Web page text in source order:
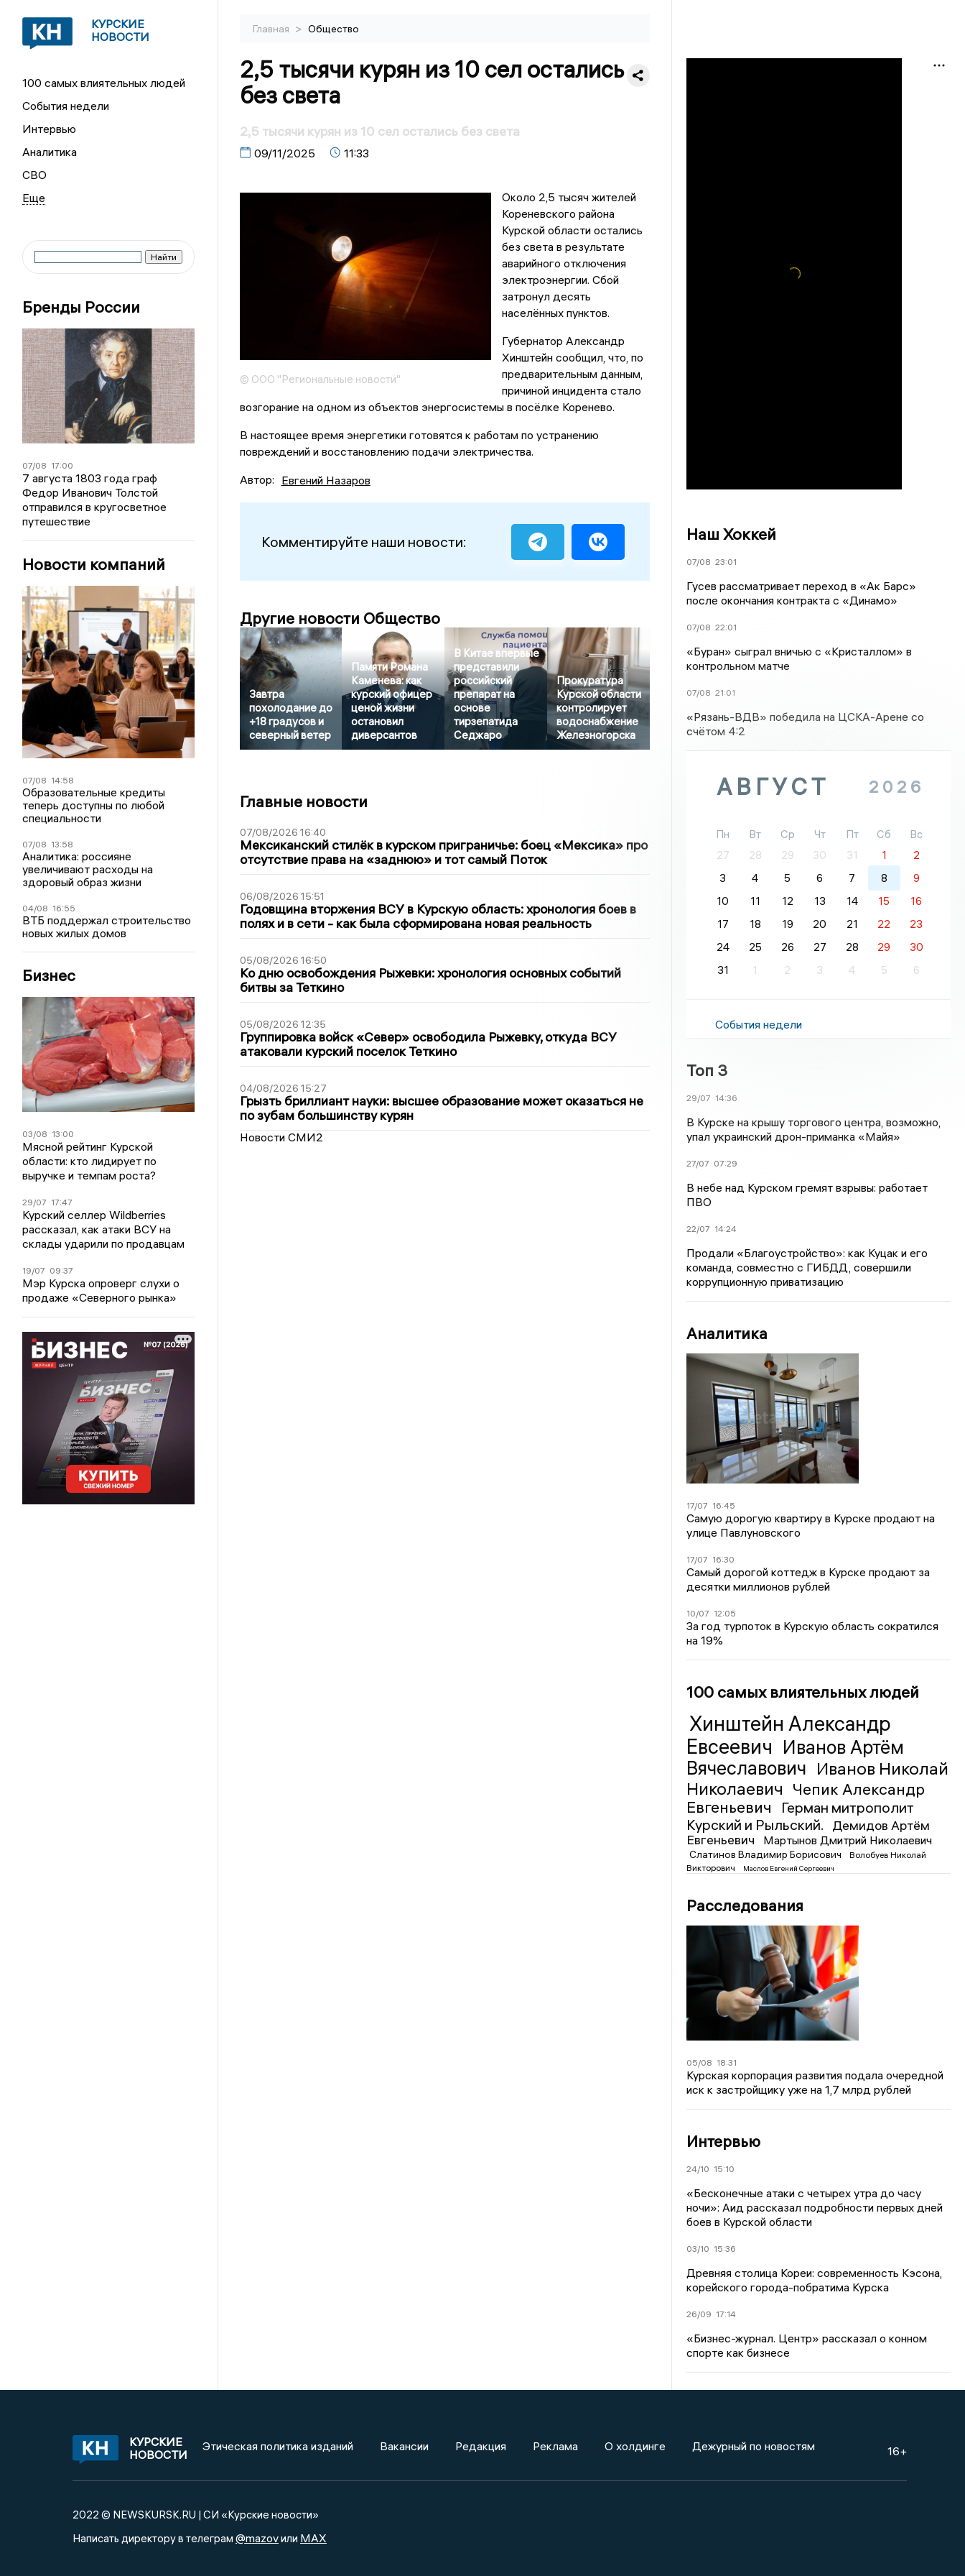
КУРСКИЕ
НОВОСТИ
100 самых влиятельных людей
События недели
Интервью
Аналитика
СВО
Бренды России
07/08 17:00
7 августа 1803 года граф
Федор Иванович Толстой
отправился в кругосветное
путешествие
Новости компаний
07/08 14:58
Образовательные кредиты
теперь доступны по любой
специальности
07/08 13:58
Аналитика: россияне
увеличивают расходы на
здоровый образ жизни
04/08 16:55
ВТБ поддержал строительство
новых жилых домов
Бизнес
03/08 13:00
Мясной рейтинг Курской
области: кто лидирует по
выручке и темпам роста?
29/07 17:47
Курский селлер Wildberries
рассказал, как атаки ВСУ на
склады ударили по продавцам
19/07 09:37
Мэр Курска опроверг слухи о
продаже «Северного рынка»
Главная > Общество
2,5 тысячи курян из 10 сел остались
без света
2,5 тысячи курян из 10 сел остались без света
09/11/2025 11:33
© ООО "Региональные новости"
Около 2,5 тысяч жителей
Кореневского района
Курской области остались
без света в результате
аварийного отключения
электроэнергии. Сбой
затронул десять
населённых пунктов.
Губернатор Александр
Хинштейн сообщил, что, по
предварительным данным,
причиной инцидента стало
возгорание на одном из объектов энергосистемы в посёлке Коренево.
В настоящее время энергетики готовятся к работам по устранению
повреждений и восстановлению подачи электричества.
Автор: Евгений Назаров
Комментируйте наши новости:
Другие новости Общество
Завтра
похолодание до
+18 градусов и
северный ветер
Памяти Романа
Каменева: как
курский офицер
ценой жизни
остановил
диверсантов
В Китае впервые
представили
российский
препарат на
основе
тирзепатида
Седжаро
Прокуратура
Курской области
контролирует
водоснабжение
Железногорска
Главные новости
07/08/2026 16:40
Мексиканский стилёк в курском приграничье: боец «Мексика» про
отсутствие права на «заднюю» и тот самый Поток
06/08/2026 15:51
Годовщина вторжения ВСУ в Курскую область: хронология боев в
полях и в сети - как была сформирована новая реальность
05/08/2026 16:50
Ко дню освобождения Рыжевки: хронология основных событий
битвы за Теткино
05/08/2026 12:35
Группировка войск «Север» освободила Рыжевку, откуда ВСУ
атаковали курский поселок Теткино
04/08/2026 15:27
Грызть бриллиант науки: высшее образование может оказаться не
по зубам большинству курян
Новости СМИ2
Наш Хоккей
07/08 23:01
Гусев рассматривает переход в «Ак Барс»
после окончания контракта с «Динамо»
07/08 22:01
«Буран» сыграл вничью с «Кристаллом» в
контрольном матче
07/08 21:01
«Рязань-ВДВ» победила на ЦСКА-Арене со
счётом 4:2
АВГУСТ 2026
Пн Вт Ср Чт Пт Сб
Вс
27
28 29 30 31 1
2
3
4 5 6 7 8
9
10
11 12 13 14 15
16
17
18 19 20 21 22
23
24
25 26 27 28 29
30
31
1 2 3 4 5 6
События недели
Топ 3
29/07 14:36
В Курске на крышу торгового центра, возможно,
упал украинский дрон-приманка «Майя»
27/07 07:29
В небе над Курском гремят взрывы: работает
ПВО
22/07 14:24
Продали «Благоустройство»: как Куцак и его
команда, совместно с ГИБДД, совершили
коррупционную приватизацию
Аналитика
17/07 16:45
Самую дорогую квартиру в Курске продают на
улице Павлуновского
17/07 16:30
Самый дорогой коттедж в Курске продают за
десятки миллионов рублей
10/07 12:05
За год турпоток в Курскую область сократился
на 19%
100 самых влиятельных людей
Хинштейн Александр
Евсеевич Иванов Артём
Вячеславович Иванов Николай
Николаевич Чепик Александр
Евгеньевич
Герман митрополит
Курский и Рыльский.
Демидов Артём
Евгеньевич
Мартынов Дмитрий Николаевич
Слатинов Владимир Борисович
Волобуев Николай
Викторович
Маслов Евгений Сергеевич
Расследования
05/08 18:31
Курская корпорация развития подала очередной
иск к застройщику уже на 1,7 млрд рублей
Интервью
24/10 15:10
«Бесконечные атаки с четырех утра до часу
ночи»: Аид рассказал подробности первых дней
боев в Курской области
03/10 15:36
Древняя столица Кореи: современность Кэсона,
корейского города-побратима Курска
26/09 17:14
«Бизнес-журнал. Центр» рассказал о конном
спорте как бизнесе
КУРСКИЕ
НОВОСТИ
Этическая политика изданий Вакансии Редакция Реклама О холдинге Дежурный по новостям 16+
2022 © NEWSKURSK.RU | СИ «Курские новости»
Написать директору в телеграм @mazovили MAX